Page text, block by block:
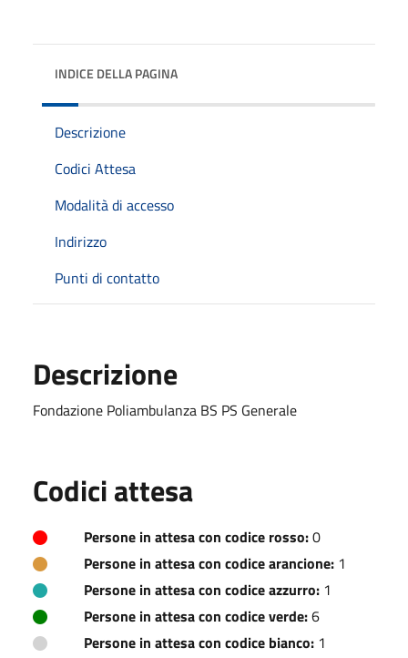
INDICE DELLA PAGINA
Descrizione
Codici Attesa
Modalità di accesso
Indirizzo
Punti di contatto
Descrizione
Fondazione Poliambulanza BS PS Generale
Codici attesa
Persone in attesa con codice rosso:0
Persone in attesa con codice arancione: 1
Persone in attesa con codice azzurro: 1
Persone in attesa con codice verde:6
Persone in attesa con codice bianco: 1